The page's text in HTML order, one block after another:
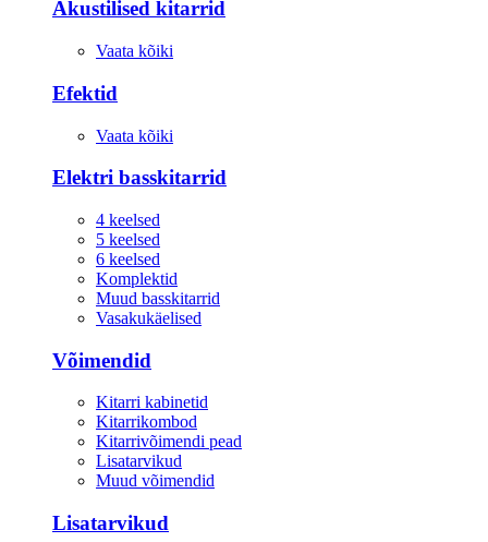
Akustilised kitarrid
Vaata kõiki
Efektid
Vaata kõiki
Elektri basskitarrid
4 keelsed
5 keelsed
6 keelsed
Komplektid
Muud basskitarrid
Vasakukäelised
Võimendid
Kitarri kabinetid
Kitarrikombod
Kitarrivõimendi pead
Lisatarvikud
Muud võimendid
Lisatarvikud